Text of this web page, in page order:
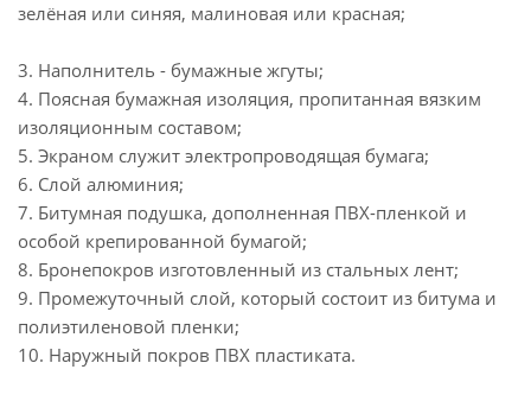
зелёная или синяя, малиновая или красная;
3. Наполнитель - бумажные жгуты;
4. Поясная бумажная изоляция, пропитанная вязким
изоляционным составом;
5. Экраном служит электропроводящая бумага;
6. Слой алюминия;
7. Битумная подушка, дополненная ПВХ-пленкой и
особой крепированной бумагой;
8. Бронепокров изготовленный из стальных лент;
9. Промежуточный слой, который состоит из битума и
полиэтиленовой пленки;
10. Наружный покров ПВХ пластиката.